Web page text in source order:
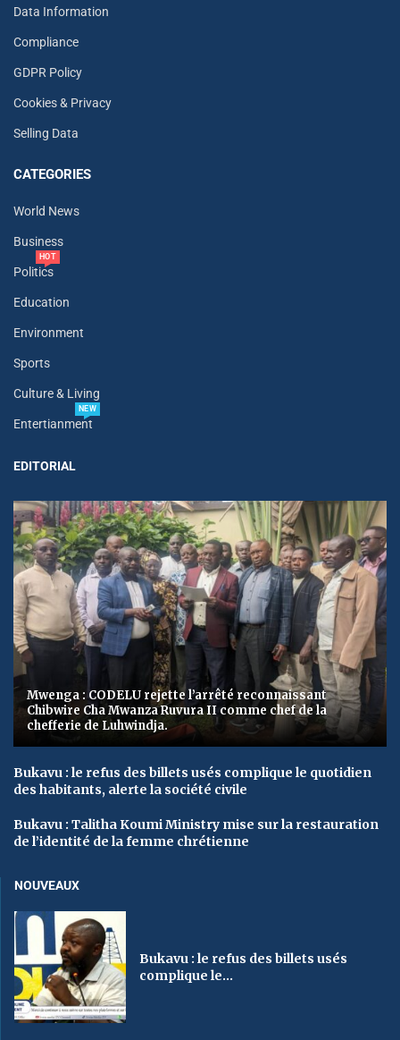
Data Information
Compliance
GDPR Policy
Cookies & Privacy
Selling Data
CATEGORIES
World News
Business
Politics
HOT
Education
Environment
Sports
Culture & Living
Entertianment
NEW
EDITORIAL
Mwenga : CODELU rejette l’arrêté reconnaissant
Chibwire Cha Mwanza Ruvura II comme chef de la
chefferie de Luhwindja.
Bukavu : le refus des billets usés complique le quotidien
des habitants, alerte la société civile
Bukavu : Talitha Koumi Ministry mise sur la restauration
de l’identité de la femme chrétienne
NOUVEAUX
Bukavu : le refus des billets usés
complique le...